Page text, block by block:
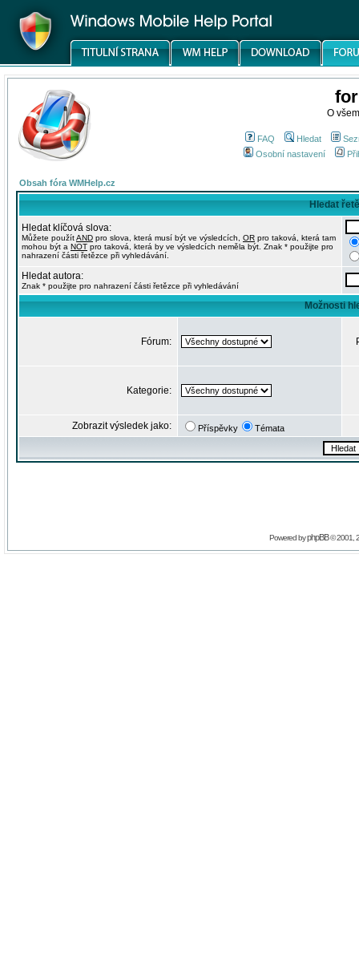
O
FAQ Hledat
Osobní nastavení
Obsah fóra WMHelp.cz
Hledat
Hledat klíčová slova:
Můžete použítAND pro slova, která musí být ve výsledcích, OR pro taková, která tam
mohou být a NOT pro taková, která by ve výsledcích neměla být. Znak * použijte pro
nahrazení části řetězce při vyhledávání.
Hledat autora:
Znak * použijte pro nahrazení části řetězce při vyhledávání
Možnosti
Fórum:
Kategorie:
Zobrazit výsledek jako: Příspěvky Témata
Powered byphpBB© 2001,